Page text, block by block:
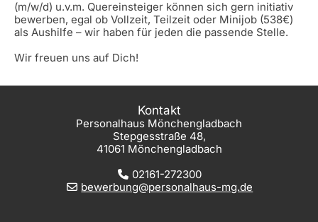
(m/w/d) u.v.m. Quereinsteiger können sich gern initiativ
bewerben, egal ob Vollzeit, Teilzeit oder Minijob (538€)
als Aushilfe – wir haben für jeden die passende Stelle.
Wir freuen uns auf Dich!
Kontakt
Personalhaus Mönchengladbach
Stepgesstraße 48,
41061 Mönchengladbach
02161-272300
bewerbung@personalhaus-mg.de